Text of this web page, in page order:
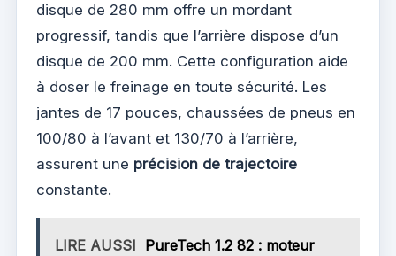
disque de 280 mm offre un mordant
progressif, tandis que l’arrière dispose d’un
disque de 200 mm. Cette configuration aide
à doser le freinage en toute sécurité. Les
jantes de 17 pouces, chaussées de pneus en
100/80 à l’avant et 130/70 à l’arrière,
assurent une précision de trajectoire
constante.
LIRE AUSSI PureTech 1.2 82 : moteur